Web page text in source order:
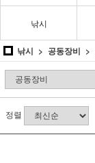
낚시
낚시 공동장비
정렬